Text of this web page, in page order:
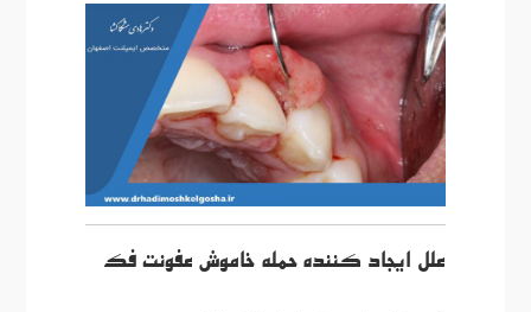
علل ایجاد کننده حمله خاموش عفونت فک